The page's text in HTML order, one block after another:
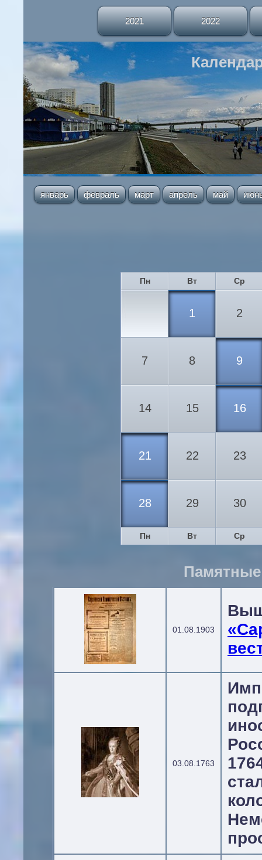
2021 2022
январь февраль март апрель май
Пн Вт Ср
1 2
7 8 9
14 15 16
21 22 23
28 29 30
Пн Вт Ср
Памятные
01.08.1903
03.08.1763